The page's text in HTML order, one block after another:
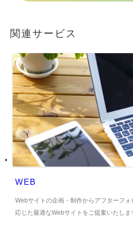
関連サービス
WEB
Webサイトの企画・制作からアフターフ
応じた最適なWebサイトをご提案いたしま